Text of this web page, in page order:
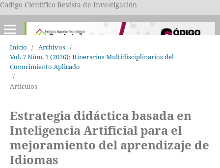
Codigo Científico Revista de Investigación
Inicio / Archivos /
Vol. 7 Núm. 1 (2026): Itinerarios Multidisciplinarios del
Conocimiento Aplicado
/
Artículos
Estrategia didáctica basada en
Inteligencia Artificial para el
mejoramiento del aprendizaje de
Idiomas